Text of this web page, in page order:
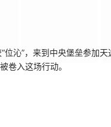
”，来到中央堡垒参加天
卷入这场行动。